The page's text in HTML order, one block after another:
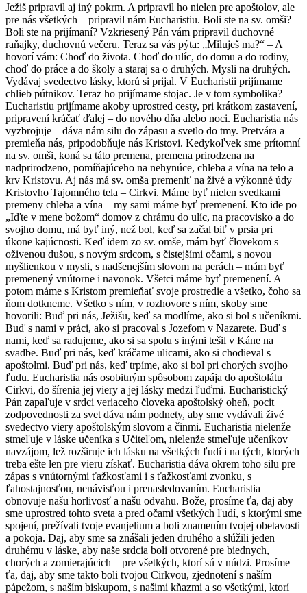
Ježiš pripravil aj iný pokrm. A pripravil ho nielen pre apoštolov, ale
pre nás všetkých – pripravil nám Eucharistiu. Boli ste na sv. omši?
Boli ste na prijímaní? Vzkriesený Pán vám pripravil duchovné
raňajky, duchovnú večeru. Teraz sa vás pýta: „Miluješ ma?“ – A
hovorí vám: Choď do života. Choď do ulíc, do domu a do rodiny,
choď do práce a do školy a staraj sa o druhých. Mysli na druhých.
Vydávaj svedectvo lásky, ktorú si prijal. V Eucharistii prijímame
chlieb pútnikov. Teraz ho prijímame stojac. Je v tom symbolika?
Eucharistiu prijímame akoby uprostred cesty, pri krátkom zastavení,
pripravení kráčať ďalej – do nového dňa alebo noci. Eucharistia nás
vyzbrojuje – dáva nám silu do zápasu a svetlo do tmy. Pretvára a
premieňa nás, pripodobňuje nás Kristovi. Kedykoľvek sme prítomní
na sv. omši, koná sa táto premena, premena prirodzena na
nadprirodzeno, pomíňajúceho na nehynúce, chleba a vína na telo a
krv Kristovu. Aj nás má sv. omša premeniť na živé a výkonné údy
Kristovho Tajomného tela – Cirkvi. Máme byť nielen svedkami
premeny chleba a vína – my sami máme byť premenení. Kto ide po
„Iďte v mene božom“ domov z chrámu do ulíc, na pracovisko a do
svojho domu, má byť iný, než bol, keď sa začal biť v prsia pri
úkone kajúcnosti. Keď idem zo sv. omše, mám byť človekom s
oživenou dušou, s novým srdcom, s čistejšími očami, s novou
myšlienkou v mysli, s nadšenejším slovom na perách – mám byť
premenený vnútorne i navonok. Všetci máme byť premenení. A
potom máme s Kristom premieňať svoje prostredie a všetko, čoho sa
ňom dotkneme. Všetko s ním, v rozhovore s ním, skoby sme
hovorili: Buď pri nás, Ježišu, keď sa modlíme, ako si bol s učeníkmi.
Buď s nami v práci, ako si pracoval s Jozefom v Nazarete. Buď s
nami, keď sa radujeme, ako si sa spolu s inými tešil v Káne na
svadbe. Buď pri nás, keď kráčame ulicami, ako si chodieval s
apoštolmi. Buď pri nás, keď trpíme, ako si bol pri chorých svojho
ľudu. Eucharistia nás osobitným spôsobom zapája do apoštolátu
Cirkvi, do šírenia jej viery a jej lásky medzi ľuďmi. Eucharistický
Pán zapaľuje v srdci veriaceho človeka apoštolský oheň, pocit
zodpovednosti za svet dáva nám podnety, aby sme vydávali živé
svedectvo viery apoštolským slovom a činmi. Eucharistia nielenže
stmeľuje v láske učeníka s Učiteľom, nielenže stmeľuje učeníkov
navzájom, lež rozširuje ich lásku na všetkých ľudí i na tých, ktorých
treba ešte len pre vieru získať. Eucharistia dáva okrem toho silu pre
zápas s vnútornými ťažkosťami i s ťažkosťami zvonku, s
ľahostajnosťou, nenávisťou i prenasledovaním. Eucharistia
obnovuje našu horlivosť a našu odvahu. Bože, prosíme ťa, daj aby
sme uprostred tohto sveta a pred očami všetkých ľudí, s ktorými sme
spojení, prežívali tvoje evanjelium a boli znamením tvojej obetavosti
a pokoja. Daj, aby sme sa znášali jeden druhého a slúžili jeden
druhému v láske, aby naše srdcia boli otvorené pre biednych,
chorých a zomierajúcich – pre všetkých, ktorí sú v núdzi. Prosíme
ťa, daj, aby sme takto boli tvojou Cirkvou, zjednotení s naším
pápežom, s naším biskupom, s našimi kňazmi a so všetkými, ktorí